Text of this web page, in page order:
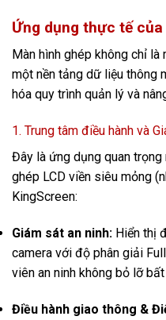
Ứng dụng thực tế
Màn hình ghép không chỉ
một nền tảng dữ liệu thông
hóa quy trình quản lý và
1. Trung tâm điều hành và
Đây là ứng dụng quan trọng
ghép LCD viền siêu mỏng
KingScreen:
Giám sát an ninh: Hiển thị
camera với độ phân giải
viên an ninh không bỏ lỡ
Điều hành giao thông &